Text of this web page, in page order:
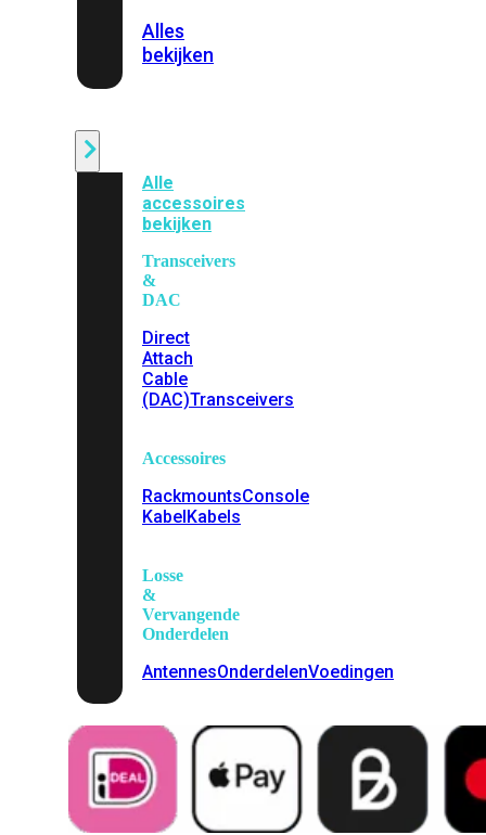
Alles
bekijken
Alle
accessoires
bekijken
Transceivers
&
DAC
Direct
Attach
Cable
(DAC)Transceivers
Accessoires
RackmountsConsole
KabelKabels
Losse
&
Vervangende
Onderdelen
AntennesOnderdelenVoedingen